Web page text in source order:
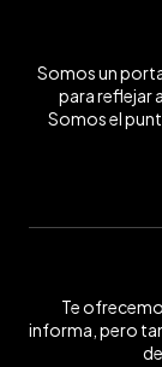
Somos un
para reflejar
Somos el
Te
informa, pero